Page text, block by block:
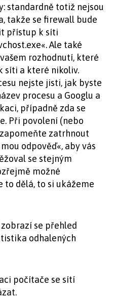
standardně totiž nejsou
takže se firewall bude
přístup k síti
Ale také
rozhodnutí, které
síti a které nikoliv.
nejste jisti, jak byste
procesu a Googlu a
případně zda se
Při povolení (nebo
zatrhnout
odpověď«, aby vás
se stejným
možné
to dělá, to si ukážeme
se přehled
odhalených
počítače se sítí